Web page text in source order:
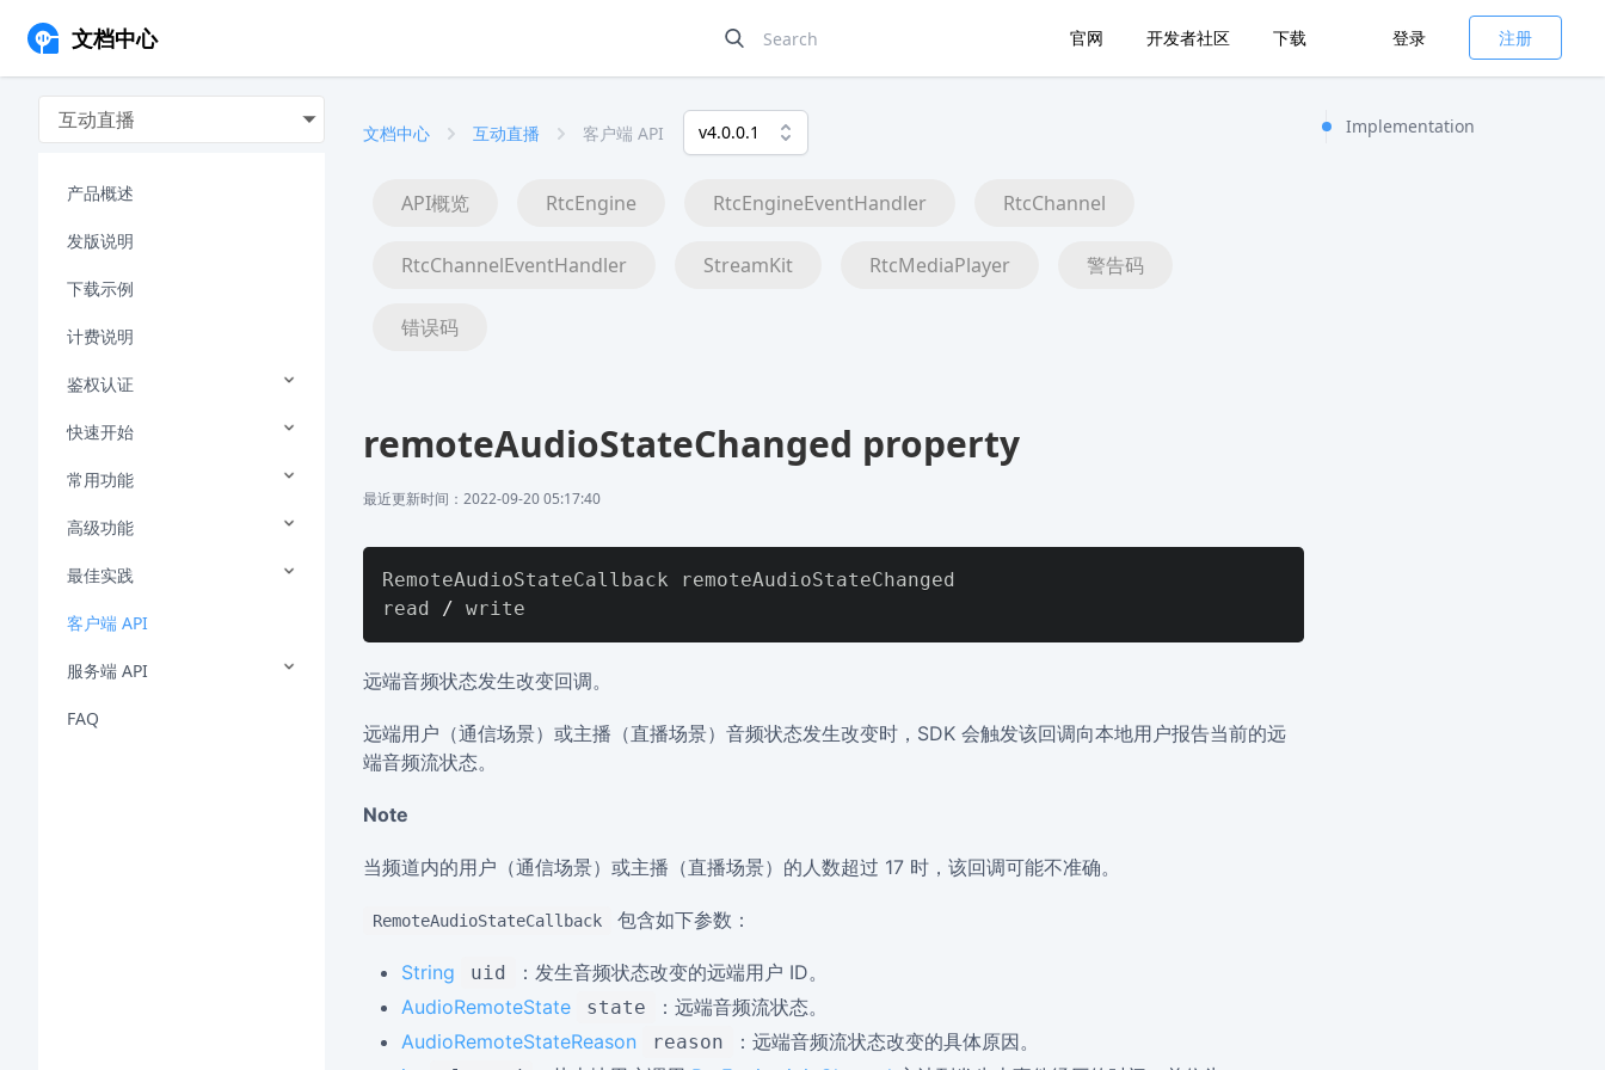
文档中心 官网 开发者社区 下载 登录 注册
互动直播
产品概述
发版说明
下载示例
计费说明
鉴权认证
快速开始
常用功能
高级功能
最佳实践
客户端 API
服务端 API
FAQ
文档中心 互动直播 客户端 API v4.0.0.1
API概览 RtcEngine RtcEngineEventHandler RtcChannel
RtcChannelEventHandler StreamKit RtcMediaPlayer 警告码
错误码
remoteAudioStateChanged property
最近更新时间：2022-09-20 05:17:40
Implementation
RemoteAudioStateCallback remoteAudioStateChanged
read /
远端音频状态发生改变回调。
远端用户（通信场景）或主播（直播场景）音频状态发生改变时，SDK 会触发该回调向本地用户报告当前的远
端音频流状态。
Note
当频道内的用户（通信场景）或主播（直播场景）的人数超过 17 时，该回调可能不准确。
RemoteAudioStateCallback 包含如下参数：
String uid
：发生音频状态改变的远端用户 ID。
AudioRemoteState
state
：远端音频流状态。
AudioRemoteStateReason
reason
：远端音频流状态改变的具体原因。